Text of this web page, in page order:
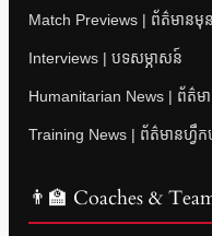
Match Previews | ព័ត៌មានមុ
Interviews | បទសម្ភាសន៍
Humanitarian News | ព័ត៌ម
Training News | ព័ត៌មានហ្វឹ
👨‍🏫 Coaches &